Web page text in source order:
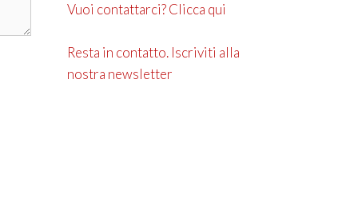
Vuoi contattarci? Clicca qui
Resta in contatto. Iscriviti alla
nostra newsletter